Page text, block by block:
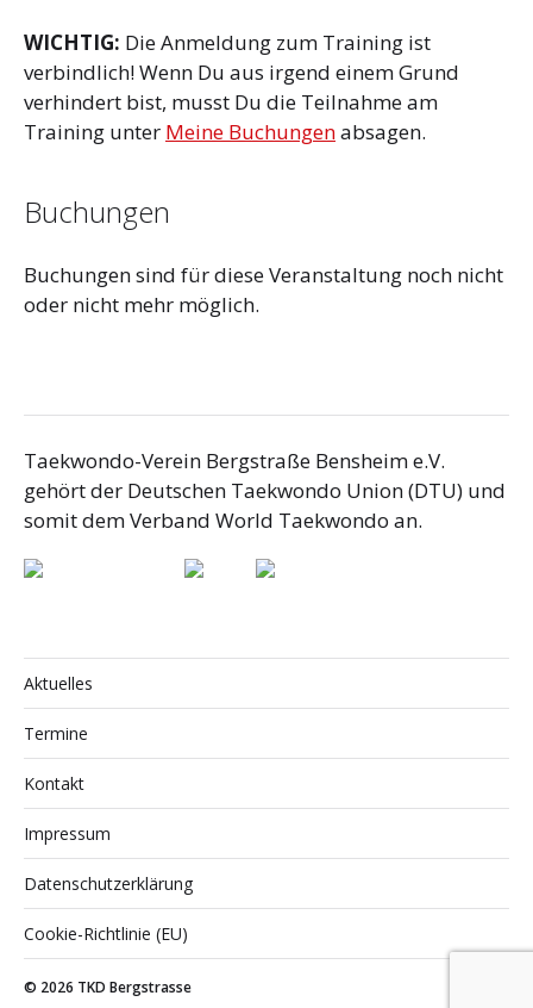
WICHTIG: Die Anmeldung zum Training ist
verbindlich! Wenn Du aus irgend einem Grund
verhindert bist, musst Du die Teilnahme am
Training unter Meine Buchungenabsagen.
Buchungen
Buchungen sind für diese Veranstaltung noch nicht
oder nicht mehr möglich.
Taekwondo-Verein Bergstraße Bensheim e.V.
gehört der Deutschen Taekwondo Union (DTU) und
somit dem Verband World Taekwondo an.
Aktuelles
Termine
Kontakt
Impressum
Datenschutzerklärung
Cookie-Richtlinie (EU)
© 2026 TKD Bergstrasse